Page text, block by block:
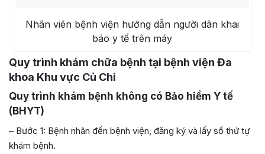
Nhân viên bệnh viện hướng dẫn người dân khai
báo y tế trên máy
Quy trình khám chữa bệnh tại bệnh viện Đa
khoa Khu vực Củ Chi
Quy trình khám bệnh không có Bảo hiểm Y tế
(BHYT)
– Bước 1: Bệnh nhân đến bệnh viện, đăng ký và lấy số thứ tự
khám bệnh.